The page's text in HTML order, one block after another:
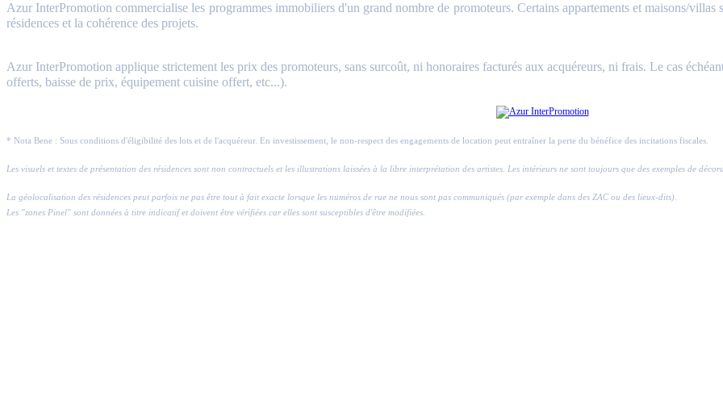
Azur InterPromotion commercialise les programmes immobiliers d'un grand nombre de promoteurs. Certains appartements et maisons/
résidences et la cohérence des projets.
Azur InterPromotion applique strictement les prix des promoteurs, sans surcoût, ni honoraires facturés aux acquéreurs, ni frais. Le cas
offerts, baisse de prix, équipement cuisine offert, etc...).
* Nota Bene : Sous conditions d'éligibilité des lots et de l'acquéreur. En investissement, le non-respect des engagements de location peut entraîner la perte du bénéfice des incitations fiscales.
Les visuels et textes de présentation des résidences sont non contractuels et les illustrations laissées à la libre interprétation des artistes. Les intérieurs ne sont toujours que des exemples de
La géolocalisation des résidences peut parfois ne pas être tout à fait exacte lorsque les numéros de rue ne nous sont pas communiqués (par exemple dans des ZAC ou des lieux-dits).
Les "zones Pinel" sont données à titre indicatif et doivent être vérifiées car elles sont susceptibles d'être modifiées.